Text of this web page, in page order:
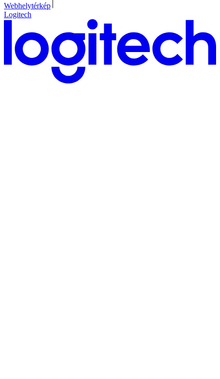
Webhelytérkép
Logitech